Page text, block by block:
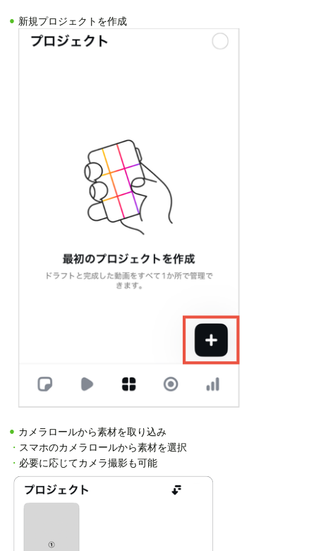
新規プロジェクトを作成
カメラロールから素材を取り込み
・ スマホのカメラロールから素材を選択
・ 必要に応じてカメラ撮影も可能